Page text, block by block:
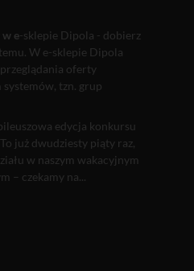
e-sklepie Dipola - dobierz
W e-sklepie Dipola
oferty
tzn. grup
edycja konkursu
już dwudziesty piąty raz,
w naszym wakacyjnym
– czekamy na...